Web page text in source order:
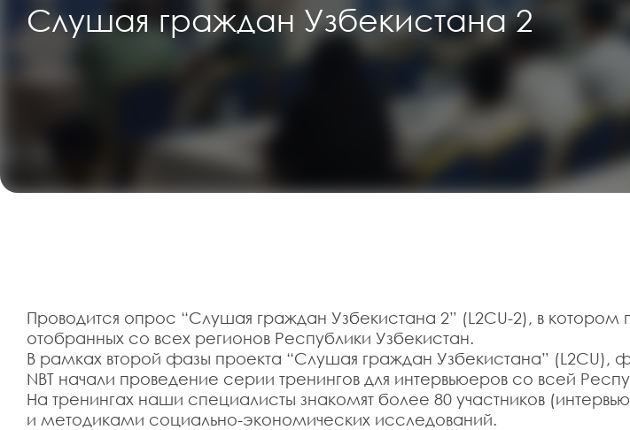
Слушая граждан Узбекистана 2
Проводится опрос “Слушая граждан Узбекистана 2” (L2CU-2), в
отобранных со всех регионов Республики Узбекистан.
В рамках второй фазы проекта “Слушая граждан Узбекистана”
NBT начали проведение серии тренингов для интервьюеров со всей
На тренингах наши специалисты знакомят более 80 участников
и методиками социально-экономических исследований.